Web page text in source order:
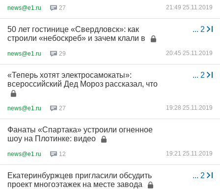
news@e1.ru 27 21:49 25.11.2019
... 2
50 лет гостинице «Свердловск»: как
строили «небоскреб» и зачем клали в
news@e1.ru 29 20:45 25.11.2019
... 2
«Теперь хотят электросамокаты»:
всероссийский Дед Мороз рассказал, что
news@e1.ru 27 19:28 25.11.2019
Фанаты «Спартака» устроили огненное
шоу на Плотинке: видео
news@e1.ru 12 19:21 25.11.2019
... 2
Екатеринбуржцев пригласили обсудить
проект многоэтажек на месте завода